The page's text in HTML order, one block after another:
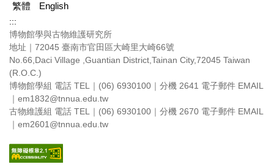
繁體 English
:::
博物館學與古物維護研究所
地址｜72045 臺南市官田區大崎里大崎66號
No.66,Daci Village ,Guantian District,Tainan City,72045 Taiwan
(R.O.C.)
博物館學組 電話 TEL｜(06) 6930100｜分機 2641 電子郵件 EMAIL
｜em1832@tnnua.edu.tw
古物維護組 電話 TEL｜(06) 6930100｜分機 2670 電子郵件 EMAIL
｜em2601@tnnua.edu.tw